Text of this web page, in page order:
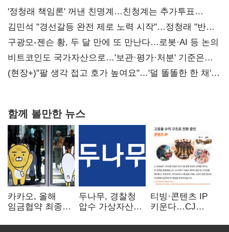
'정청래 책임론' 꺼낸 친명계…친청계는 추가투표
때리기
김민석 "경선갈등 완전 제로 노력 시작"…정청래 "반명
공세 사과부터 해야"
구광모-젠슨 황, 두 달 만에 또 만난다…로봇·AI 등 논의
비트코인도 국가자산으로…'보관·평가·처분' 기준은
숙제
(현장+)"팔 생각 접고 호가 높여요"…'덜 똘똘한 한 채'
함께 볼만한 뉴스
카카오, 올해
임금협약 최종
인상·격려금
두나무, 경찰청
압수 가상자산
커스터디 사업
티빙·콘텐츠 IP
키운다…CJ
글로벌 확장 가속